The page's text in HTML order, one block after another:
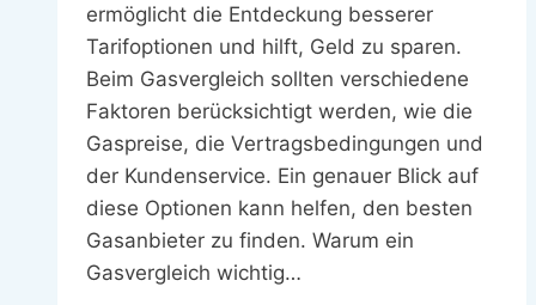
ermöglicht die Entdeckung besserer
Tarifoptionen und hilft, Geld zu sparen.
Beim Gasvergleich sollten verschiedene
Faktoren berücksichtigt werden, wie die
Gaspreise, die Vertragsbedingungen und
der Kundenservice. Ein genauer Blick auf
diese Optionen kann helfen, den besten
Gasanbieter zu finden. Warum ein
Gasvergleich wichtig…